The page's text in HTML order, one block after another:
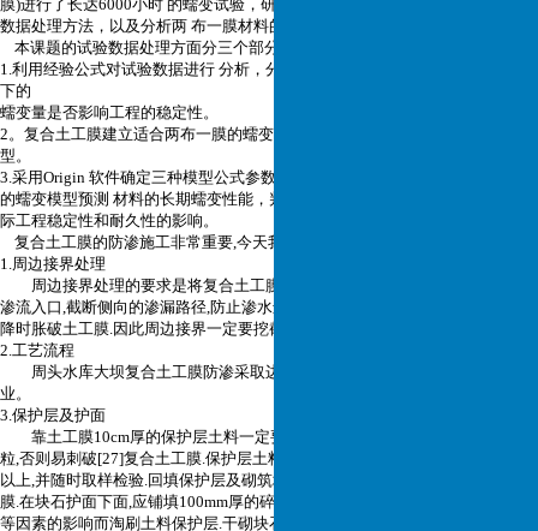
膜)进行了长达6000小时 的蠕变试验，研究其蠕变行为的试验测试方法、试验
数据处理方法，以及分析两 布一膜材料的蠕变机
本课题的试验数据处理方面分三个部分进行:
1.利用经验公式对试验数据进行 分析，分析蠕变机理，初步判断长期恒载作用
下的
蠕变量是否影响工程的稳定性。
2。复合土工膜建立适合两布一膜的蠕变模型:六元件并联模型和六元件串联模
型。
3.采用Origin 软件确定三种模型公式参数，并计算长期蠕变量。最后利用有效
的蠕变模型预测 材料的长期蠕变性能，判断不同荷载作用下材料蠕变性能对实
际工程稳定性和耐久性的影响。
复合土工膜的防渗施工非常重要,今天我们看看它在施工中的五个技巧。
1.周边接界处理
周边接界处理的要求是将复合土工膜与周边土体联结紧密,复合土工膜封堵
渗流入口,截断侧向的渗漏路径,防止渗水进入土工膜
降时胀破土工膜.因此周边接界一定要挖截水槽,并将土工膜埋入槽内。
2.工艺流程
周头水库大坝复合土工膜防渗采取边挖、边铺、边夯、边护的区段循环作
业。
3.保护层及护面
靠土工膜10cm厚的保护层土料一定要过筛,不允许有粒径大于6mm以上颗
粒,否则易刺破[27]复合土工膜.保护层土料一定要用夯打
以上,并随时取样检验.回填保护层及砌筑块石护面时,一定要轻放,以免撞破土工
膜.在块石护面下面,应铺填100mm厚的碎石或砾石垫层,以防止因水位变化,风浪
等因素的影响而淘刷土料保护层.干砌块石采取人工挂线铺砌,石块应紧密嵌固,